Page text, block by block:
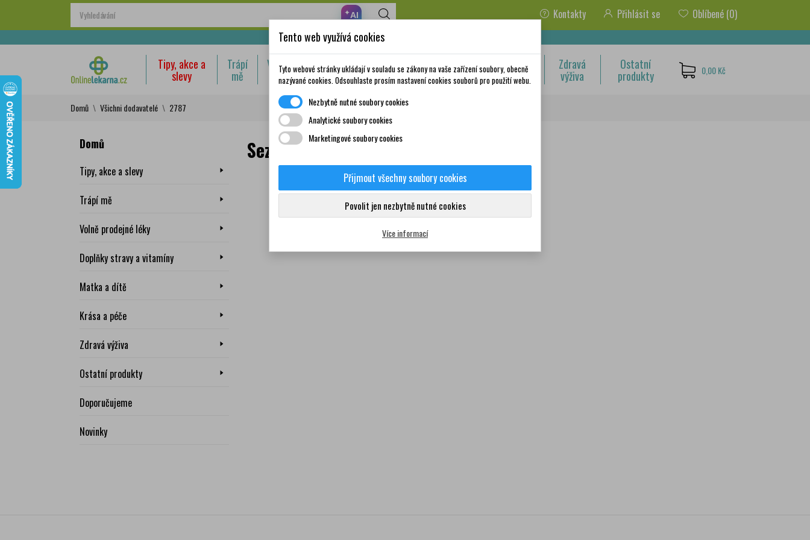
✦AI Kontakty Přihlásit se Oblíbené (0)
Nakupte za 999,- Kč a získáte dopravu zdarma!
Tipy, akce a
slevy
Trápí
mě
Volně prodejné
léky
Doplňky stravy a
vitamíny
Matka a
dítě
Krása a
péče
Zdravá
výživa
Ostatní
produkty 0,00 Kč
Domů Všichni dodavatelé 2787
Domů
Tipy, akce a slevy
Trápí mě
Volně prodejné léky
Doplňky stravy a vitamíny
Matka a dítě
Krása a péče
Zdravá výživa
Ostatní produkty
Doporučujeme
Novinky
Seznam produktů dodavatele 2787
Žádný produkt nebyl bohužel nalezen
Tento web využívá cookies
Tyto webové stránky ukládají v souladu se zákony na vaše zařízení soubory, obecně
nazývané cookies. Odsouhlaste prosím nastavení cookies souborů pro použití webu.
Nezbytně nutné soubory cookies
Analytické soubory cookies
Marketingové soubory cookies
Přijmout všechny soubory cookies
Povolit jen nezbytně nutné cookies
Více informací